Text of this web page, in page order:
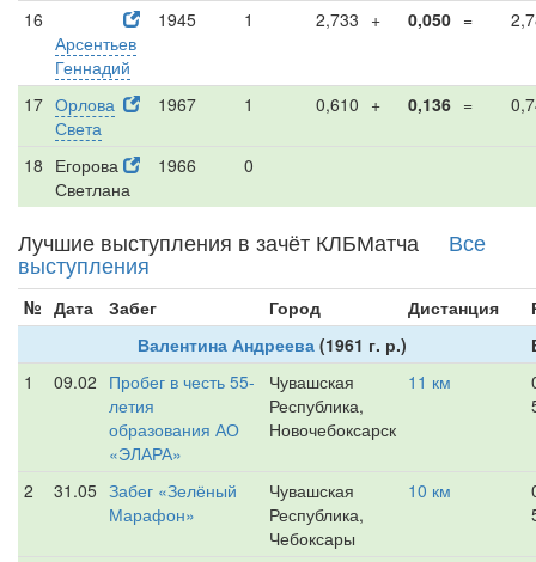
16
Арсентьев
Геннадий
1945 1 2,733 + 0,050 =
17 Орлова
Света
1967 1 0,610 + 0,136 =
18 Егорова
Светлана
1966 0
Лучшие выступления в зачёт КЛБМатча Все
выступления
№ Дата Забег Город Дистанция
Валентина Андреева(1961 г. р.)
1
09.02 Пробег в честь 55-
летия
образования АО
«ЭЛАРА»
Чувашская
Республика,
Новочебоксарск
11 км
2 31.05 Забег «Зелёный
Марафон»
Чувашская
Республика,
Чебоксары
10 км